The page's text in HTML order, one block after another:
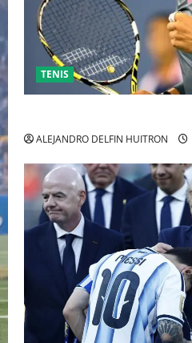
TENIS
ALEJANDRO DELFIN HUITRON